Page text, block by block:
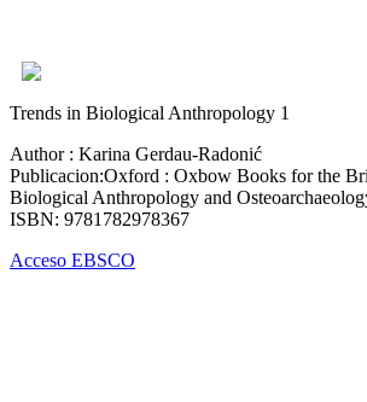
Trends in Biological Anthropology 1
Author : Karina Gerdau-Radonić
Publicacion:Oxford : Oxbow Books for the
Biological Anthropology and
ISBN: 9781782978367
Acceso EBSCO